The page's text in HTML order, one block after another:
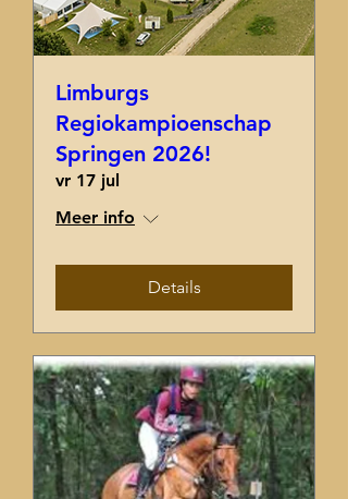
Limburgs
Regiokampioenschap
Springen 2026!
vr 17 jul
Meer info
Details